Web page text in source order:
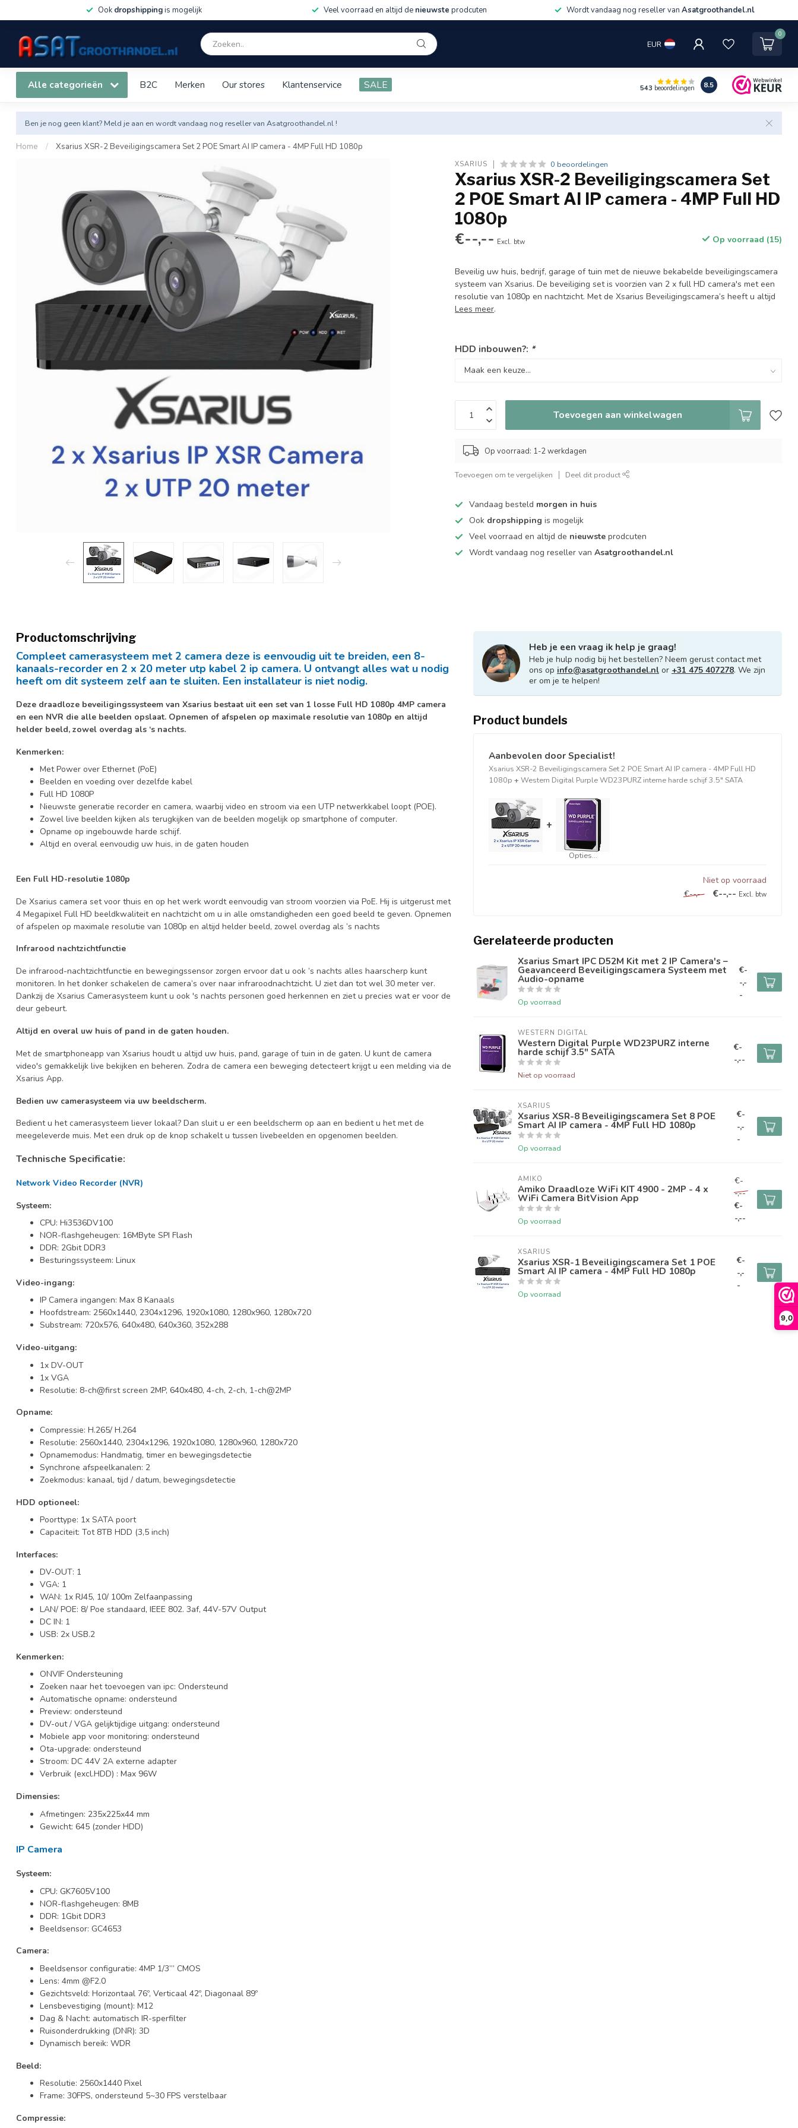
9,0
Ook dropshippingis mogelijk Veel voorraad en altijd de nieuwste prodcuten Wordt vandaag nog reseller van Asatgroothandel.nl
EUR
0
Alle categorieën B2C Merken Our stores Klantenservice SALE 543 beoordelingen 8.5
Ben je nog geen klant? Meld je aan en wordt vandaag nog reseller van Asatgroothandel.nl !
Home / Xsarius XSR-2 Beveiligingscamera Set 2 POE Smart AI IP camera - 4MP Full HD 1080p
XSARIUS 0 beoordelingen
Xsarius XSR-2 Beveiligingscamera Set
2 POE Smart AI IP camera - 4MP Full HD
1080p
€--,-- Excl. btw Op voorraad (15)
Beveilig uw huis, bedrijf, garage of tuin met de nieuwe bekabelde beveiligingscamera
systeem van Xsarius. De beveiliging set is voorzien van 2 x full HD camera's met een
resolutie van 1080p en nachtzicht. Met de Xsarius Beveiligingscamera’s heeft u altijd
Lees meer.
HDD inbouwen?: *
Toevoegen aan winkelwagen
Op voorraad: 1-2 werkdagen
Toevoegen om te vergelijken Deel dit product
Vandaag besteld morgen in huis
Ook dropshipping is mogelijk
Veel voorraad en altijd de nieuwste prodcuten
Wordt vandaag nog reseller vanAsatgroothandel.nl
Productomschrijving
Compleet camerasysteem met 2 camera deze is eenvoudig uit te breiden, een 8-
kanaals-recorder en 2 x 20 meter utp kabel 2 ip camera. U ontvangt alles wat u nodig
heeft om dit systeem zelf aan te sluiten. Een installateur is niet nodig.
Deze draadloze beveiligingssysteem van Xsarius bestaat uit een set van 1 losse Full HD 1080p 4MP camera
en een NVR die alle beelden opslaat. Opnemen of afspelen op maximale resolutie van 1080p en altijd
helder beeld, zowel overdag als ‘s nachts.
Kenmerken:
Met Power over Ethernet (PoE)
Beelden en voeding over dezelfde kabel
Full HD 1080P
Nieuwste generatie recorder en camera, waarbij video en stroom via een UTP netwerkkabel loopt (POE).
Zowel live beelden kijken als terugkijken van de beelden mogelijk op smartphone of computer.
Opname op ingebouwde harde schijf.
Altijd en overal eenvoudig uw huis, in de gaten houden
Een Full HD-resolutie 1080p
De Xsarius camera set voor thuis en op het werk wordt eenvoudig van stroom voorzien via PoE. Hij is uitgerust met
4 Megapixel Full HD beeldkwaliteit en nachtzicht om u in alle omstandigheden een goed beeld te geven. Opnemen
of afspelen op maximale resolutie van 1080p en altijd helder beeld, zowel overdag als ’s nachts
Infrarood nachtzichtfunctie
De infrarood-nachtzichtfunctie en bewegingssensor zorgen ervoor dat u ook ’s nachts alles haarscherp kunt
monitoren. In het donker schakelen de camera’s over naar infraroodnachtzicht. U ziet dan tot wel 30 meter ver.
Dankzij de Xsarius Camerasysteem kunt u ook 's nachts personen goed herkennen en ziet u precies wat er voor de
deur gebeurt.
Altijd en overal uw huis of pand in de gaten houden.
Met de smartphoneapp van Xsarius houdt u altijd uw huis, pand, garage of tuin in de gaten. U kunt de camera
video's gemakkelijk live bekijken en beheren. Zodra de camera een beweging detecteert krijgt u een melding via de
Xsarius App.
Bedien uw camerasysteem via uw beeldscherm.
Bedient u het camerasysteem liever lokaal? Dan sluit u er een beeldscherm op aan en bedient u het met de
meegeleverde muis. Met een druk op de knop schakelt u tussen livebeelden en opgenomen beelden.
Technische Specificatie:
Network Video Recorder (NVR)
Systeem:
CPU: Hi3536DV100
NOR-flashgeheugen: 16MByte SPI Flash
DDR: 2Gbit DDR3
Besturingssysteem: Linux
Video-ingang:
IP Camera ingangen: Max 8 Kanaals
Hoofdstream: 2560x1440, 2304x1296, 1920x1080, 1280x960, 1280x720
Substream: 720x576, 640x480, 640x360, 352x288
Video-uitgang:
1x DV-OUT
1x VGA
Resolutie: 8-ch@first screen 2MP, 640x480, 4-ch, 2-ch, 1-ch@2MP
Opname:
Compressie: H.265/ H.264
Resolutie: 2560x1440, 2304x1296, 1920x1080, 1280x960, 1280x720
Opnamemodus: Handmatig, timer en bewegingsdetectie
Synchrone afspeelkanalen: 2
Zoekmodus: kanaal, tijd / datum, bewegingsdetectie
HDD optioneel:
Poorttype: 1x SATA poort
Capaciteit: Tot 8TB HDD (3,5 inch)
Interfaces:
DV-OUT: 1
VGA: 1
WAN: 1x RJ45, 10/ 100m Zelfaanpassing
LAN/ POE: 8/ Poe standaard, IEEE 802. 3af, 44V-57V Output
DC IN: 1
USB: 2x USB.2
Kenmerken:
ONVIF Ondersteuning
Zoeken naar het toevoegen van ipc: Ondersteund
Automatische opname: ondersteund
Preview: ondersteund
DV-out / VGA gelijktijdige uitgang: ondersteund
Mobiele app voor monitoring: ondersteund
Ota-upgrade: ondersteund
Stroom: DC 44V 2A externe adapter
Verbruik (excl.HDD) : Max 96W
Dimensies:
Afmetingen: 235x225x44 mm
Gewicht: 645 (zonder HDD)
IP Camera
Systeem:
CPU: GK7605V100
NOR-flashgeheugen: 8MB
DDR: 1Gbit DDR3
Beeldsensor: GC4653
Camera:
Beeldsensor configuratie: 4MP 1/3’’’ CMOS
Lens: 4mm @F2.0
Gezichtsveld: Horizontaal 76º, Verticaal 42º, Diagonaal 89º
Lensbevestiging (mount): M12
Dag & Nacht: automatisch IR-sperfilter
Ruisonderdrukking (DNR): 3D
Dynamisch bereik: WDR
Beeld:
Resolutie: 2560x1440 Pixel
Frame: 30FPS, ondersteund 5~30 FPS verstelbaar
Compressie:
Heb je een vraag ik help je graag!
Heb je hulp nodig bij het bestellen? Neem gerust contact met
ons op info@asatgroothandel.nl or +31 475 407278. We zijn
er om je te helpen!
Product bundels
Aanbevolen door Specialist!
Xsarius XSR-2 Beveiligingscamera Set 2 POE Smart AI IP camera - 4MP Full HD
1080p + Western Digital Purple WD23PURZ interne harde schijf 3.5" SATA
+
Opties...
Niet op voorraad
€--,--
€--,-- Excl. btw
Gerelateerde producten
Xsarius Smart IPC D52M Kit met 2 IP Camera's –
Geavanceerd Beveiligingscamera Systeem met
Audio-opname
Op voorraad
€-
-,-
-
WESTERN DIGITAL
Western Digital Purple WD23PURZ interne
harde schijf 3.5" SATA
Niet op voorraad
€-
-,--
XSARIUS
Xsarius XSR-8 Beveiligingscamera Set 8 POE
Smart AI IP camera - 4MP Full HD 1080p
Op voorraad
€-
-,-
-
AMIKO
Amiko Draadloze WiFi KIT 4900 - 2MP - 4 x
WiFi Camera BitVision App
Op voorraad
€-
-,--
€-
-,--
XSARIUS
Xsarius XSR-1 Beveiligingscamera Set 1 POE
Smart AI IP camera - 4MP Full HD 1080p
Op voorraad
€-
-,-
-